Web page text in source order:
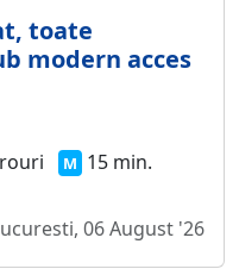
toate
modern acces
M 15 min.
06 August '26